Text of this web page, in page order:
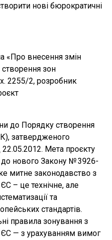
нові бюрократичні
«Про внесення змін
створення зон
2255/2, розробник
до Порядку створення
затвердженого
Мета проєкту
нового Закону № 3926-
митне законодавство з
– це технічне, але
та
стандартів.
правила зонування з
— з урахуванням вимог